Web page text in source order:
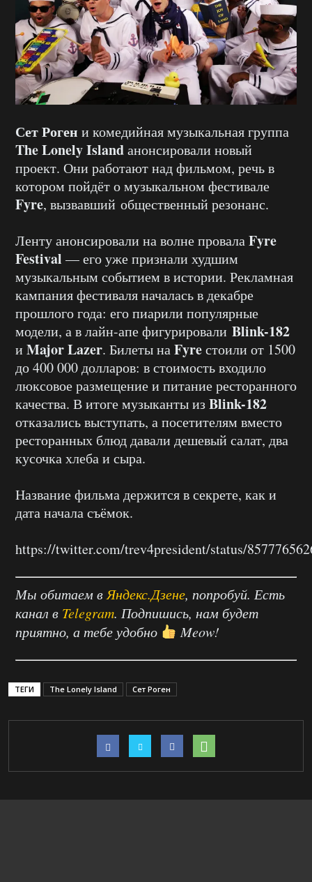
Сет Роген и комедийная музыкальная группа
The Lonely Islandанонсировали новый
проект. Они работают над фильмом, речь в
котором пойдёт о музыкальном фестивале
Fyre, вызвавший общественный резонанс.
Ленту анонсировали на волне провалаFyre
Festival — его уже признали худшим
музыкальным событием в истории. Рекламная
кампания фестиваля началась в декабре
прошлого года: его пиарили популярные
модели, а в лайн-апе фигурировали Blink-182
и Major Lazer. Билеты наFyreстоили от 1500
до 400 000 долларов: в стоимость входило
люксовое размещение и питание ресторанного
качества. В итоге музыканты изBlink-182
отказались выступать, а посетителям вместо
ресторанных блюд давали дешевый салат, два
кусочка хлеба и сыра.
Название фильма держится в секрете, как и
дата начала съёмок.
https://twitter.com/trev4president/status/
Мы обитаем вЯндекс.Дзене, попробуй. Есть
канал в Telegram. Подпишись, нам будет
приятно, а тебе удобно
Meow!
ТЕГИ The Lonely Island Сет Роген